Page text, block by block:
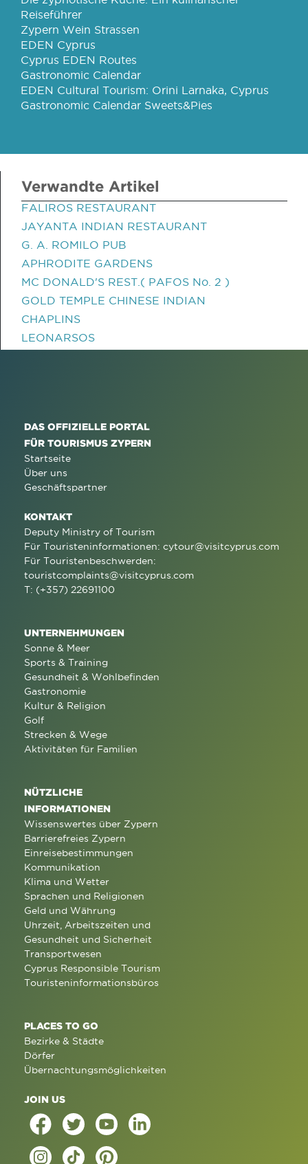
Reiseführer
Zypern Wein Strassen
EDEN Cyprus
Cyprus EDEN Routes
Gastronomic Calendar
EDEN Cultural Tourism: Orini Larnaka, Cyprus
Gastronomic Calendar Sweets&Pies
Verwandte Artikel
FALIROS RESTAURANT
JAYANTA INDIAN RESTAURANT
G. A. ROMILO PUB
APHRODITE GARDENS
MC DONALD'S REST.( PAFOS No. 2 )
GOLD TEMPLE CHINESE INDIAN
CHAPLINS
LEONARSOS
DAS OFFIZIELLE PORTAL
FÜR TOURISMUS ZYPERN
Startseite
Über uns
Geschäftspartner
KONTAKT
Deputy Ministry of Tourism
Für Touristeninformationen: cytour@visitcyprus.com
Für Touristenbeschwerden:
touristcomplaints@visitcyprus.com
T: (+357) 22691100
UNTERNEHMUNGEN
Sonne & Meer
Sports & Training
Gesundheit & Wohlbefinden
Gastronomie
Kultur & Religion
Golf
Strecken & Wege
Aktivitäten für Familien
NÜTZLICHE
INFORMATIONEN
Wissenswertes über Zypern
Barrierefreies Zypern
Einreisebestimmungen
Kommunikation
Klima und Wetter
Sprachen und Religionen
Geld und Währung
Uhrzeit, Arbeitszeiten und
Gesundheit und Sicherheit
Transportwesen
Cyprus Responsible Tourism
Touristeninformationsbüros
PLACES TO GO
Bezirke & Städte
Dörfer
Übernachtungsmöglichkeiten
JOIN US